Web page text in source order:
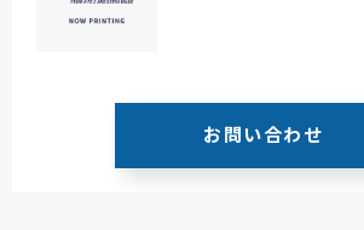
お問い合わせ